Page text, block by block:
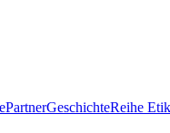
PartnerGeschichteReihe